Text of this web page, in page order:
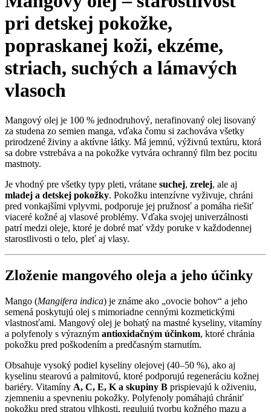
pri detskej pokožke,
popraskanej koži, ekzéme,
striach, suchých a lámavých
vlasoch
Mangový olej je 100 % jednodruhový, nerafinovaný olej lisovaný
za studena zo semien manga, vďaka čomu si zachováva všetky
prirodzené živiny a aktívne látky. Má jemnú, výživnú textúru, ktorá
sa dobre vstrebáva a na pokožke vytvára ochranný film bez pocitu
mastnoty.
Je vhodný pre všetky typy pleti, vrátane suchej, zrelej, ale aj
mladej a detskej pokožky. Pokožku intenzívne vyživuje, chráni
pred vonkajšími vplyvmi, podporuje jej pružnosť a pomáha riešiť
viaceré kožné aj vlasové problémy. Vďaka svojej univerzálnosti
patrí medzi oleje, ktoré je dobré mať vždy poruke v každodennej
starostlivosti o telo, pleť aj vlasy.
Zloženie mangového oleja a jeho účinky
Mango (Mangifera indica) je známe ako „ovocie bohov“ a jeho
semená poskytujú olej s mimoriadne cennými kozmetickými
vlastnosťami. Mangový olej je bohatý na mastné kyseliny, vitamíny
a polyfenoly s výrazným antioxidačným účinkom, ktoré chránia
pokožku pred poškodením a predčasným starnutím.
Obsahuje vysoký podiel kyseliny olejovej (40–50 %), ako aj
kyselinu stearovú a palmitovú, ktoré podporujú regeneráciu kožnej
bariéry. Vitamíny A, C, E, K a skupiny B prispievajú k oživeniu,
zjemneniu a spevneniu pokožky. Polyfenoly pomáhajú chrániť
pokožku pred stratou vlhkosti, regulujú tvorbu kožného mazu a